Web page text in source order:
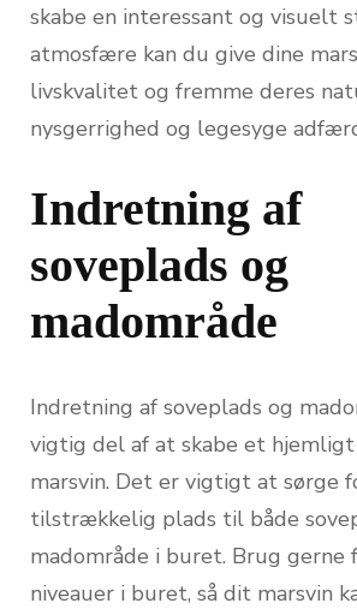
skabe en interessant og visuelt
atmosfære kan du give dine
livskvalitet og fremme deres
nysgerrighed og legesyge
Indretning af
soveplads og
madområde
Indretning af soveplads og
vigtig del af at skabe et
marsvin. Det er vigtigt at sørge
tilstrækkelig plads til både
madområde i buret. Brug gerne
niveauer i buret, så dit marsvin